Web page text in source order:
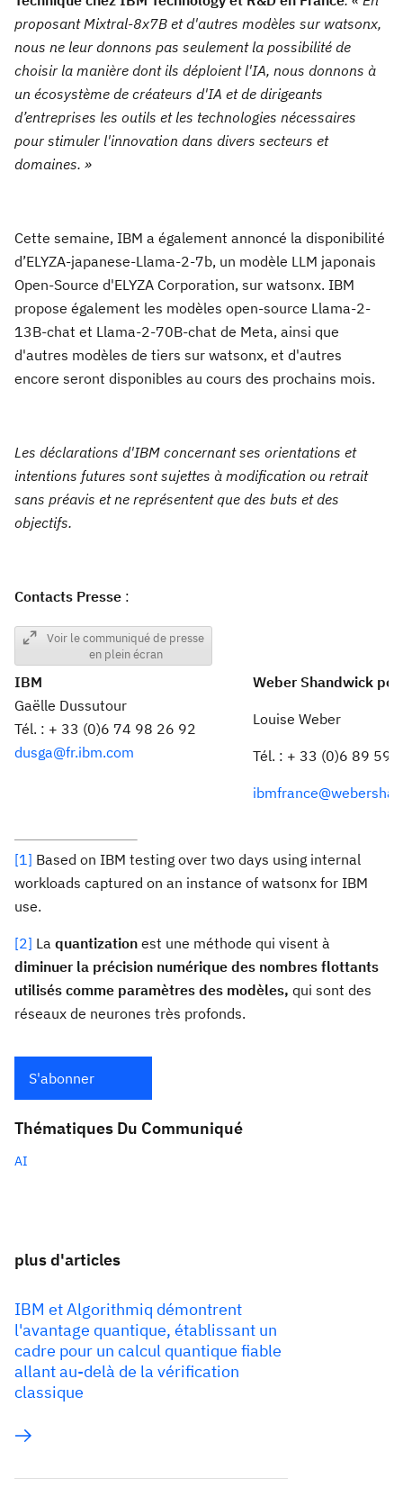
proposant Mixtral-8x7B et d'autres modèles sur watsonx,
nous ne leur donnons pas seulement la possibilité de
choisir la manière dont ils déploient l'IA, nous donnons à
un écosystème de créateurs d'IA et de dirigeants
d’entreprises les outils et les technologies nécessaires
pour stimuler l'innovation dans divers secteurs et
domaines. »
Cette semaine, IBM a également annoncé la disponibilité
d’ELYZA-japanese-Llama-2-7b, un modèle LLM japonais
Open-Source d'ELYZA Corporation, sur watsonx. IBM
propose également les modèles open-source Llama-2-
13B-chat et Llama-2-70B-chat de Meta, ainsi que
d'autres modèles de tiers sur watsonx, et d'autres
encore seront disponibles au cours des prochains mois.
Les déclarations d'IBM concernant ses orientations et
intentions futures sont sujettes à modification ou retrait
sans préavis et ne représentent que des buts et des
objectifs.
Contacts Presse :
Voir le communiqué de presse
en plein écran
IBM
Gaëlle Dussutour
Tél. : + 33 (0)6 74 98 26 92
dusga@fr.ibm.com
Weber Shandwick
Louise Weber
Tél. : + 33 (0)6 89 59
[1] Based on IBM testing over two days using internal
workloads captured on an instance of watsonx for IBM
use.
[2] La quantization est une méthode qui visent à
diminuer la précision numérique des nombres flottants
utilisés comme paramètres des modèles, qui sont des
réseaux de neurones très profonds.
S'abonner
Thématiques Du Communiqué
AI
plus d'articles
IBM et Algorithmiq démontrent
l'avantage quantique, établissant un
cadre pour un calcul quantique fiable
allant au-delà de la vérification
classique